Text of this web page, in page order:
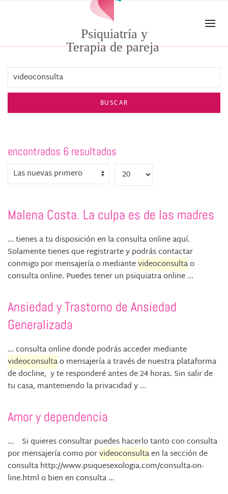
Skip to main contentPsiquiatría y
Terapia de pareja
BUSCAR
encontrados 6 resultados
Malena Costa. La culpa es de las madres
... tienes a tu disposición en la consulta online aquí.
Solamente tienes que registrarte y podrás contactar
conmigo por mensajería o mediantevideoconsultao
consulta online. Puedes tener un psiquiatra online ...
Ansiedad y Trastorno de Ansiedad
Generalizada
... consulta online donde podrás acceder mediante
videoconsultao mensajería a través de nuestra plataforma
de docline, y te responderé antes de 24 horas. Sin salir de
tu casa, manteniendo la privacidad y ...
Amor y dependencia
... Si quieres consultar puedes hacerlo tanto con consulta
por mensajería como porvideoconsultaen la sección de
consulta http://www.psiquesexologia.com/consulta-on-
line.html o bien en consulta ...